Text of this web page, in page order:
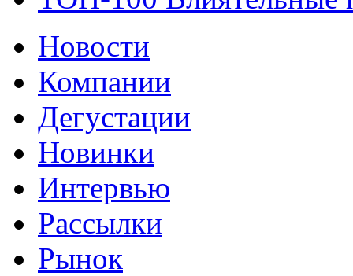
Новости
Компании
Дегустации
Новинки
Интервью
Рассылки
Рынок